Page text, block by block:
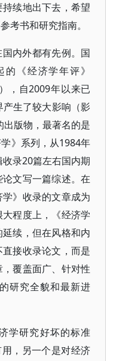
续地出下去，希望
考书和研究指南。
内外都有先例。国
《经济学年评》
，自2009年以来已
生了较大影响（影
版物，最著名的是
》系列，从1984年
录20篇左右国内期
文写一篇综述。在
》收录的文章成为
程度上，《经济学
续，但在风格和内
接收录论文，而是
覆盖面广、针对性
研究全貌和最新进
学研究好坏的标准
，另一个是对经济